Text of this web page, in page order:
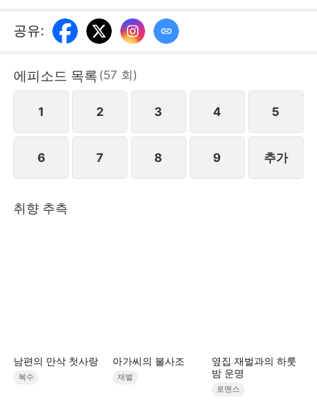
PTE.LTD
공유:
에피소드 목록 (57 회 )
1 2 3 4 5
6 7 8 9 추가
취향 추측
남편의 만삭 첫사랑
복수
아가씨의 불사조
재벌
옆집 재벌과의 하룻
밤 운명
로맨스